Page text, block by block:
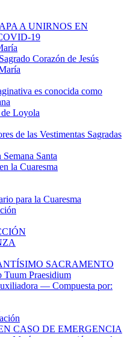
A UNIRNOS EN
19
Corazón de Jesús
es conocida como
Loyola
de las Vestimentas Sagradas
Santa
la Cuaresma
para la Cuaresma
SACRAMENTO
Tuum Praesidium
— Compuesta por:
CASO DE EMERGENCIA